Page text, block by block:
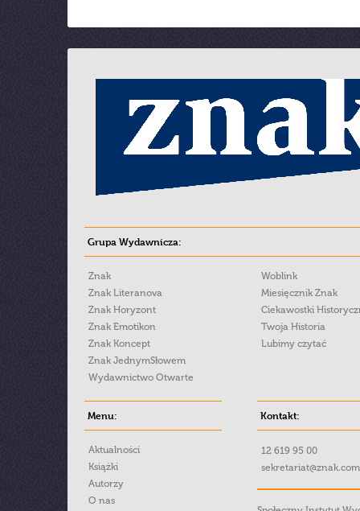
Grupa Wydawnicza:
Znak
Znak Literanova
Znak Horyzont
Znak Emotikon
Znak Koncept
Znak JednymSłowem
Wydawnictwo Otwarte
Woblink
Miesięcznik Znak
Ciekawostki
Twoja Historia
Lubimy czytać
Menu:
Aktualności
Książki
Autorzy
O nas
Kontakt:
12 619 95 00